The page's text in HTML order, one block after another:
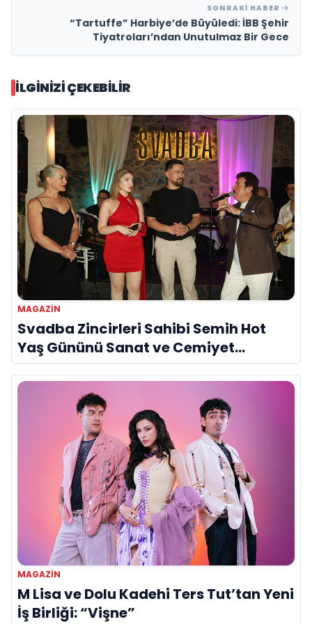
SONRAKI HABER
“Tartuffe” Harbiye’de Büyüledi: İBB Şehir
Tiyatroları’ndan Unutulmaz Bir Gece
İLGINIZI ÇEKEBILIR
MAGAZIN
Svadba Zincirleri Sahibi Semih Hot
Yaş Gününü Sanat ve Cemiyet
Dünyasının Ünlü İsimleriyle Kutladı!
MAGAZIN
M Lisa ve Dolu Kadehi Ters Tut’tan Yeni
İş Birliği: “Vişne”